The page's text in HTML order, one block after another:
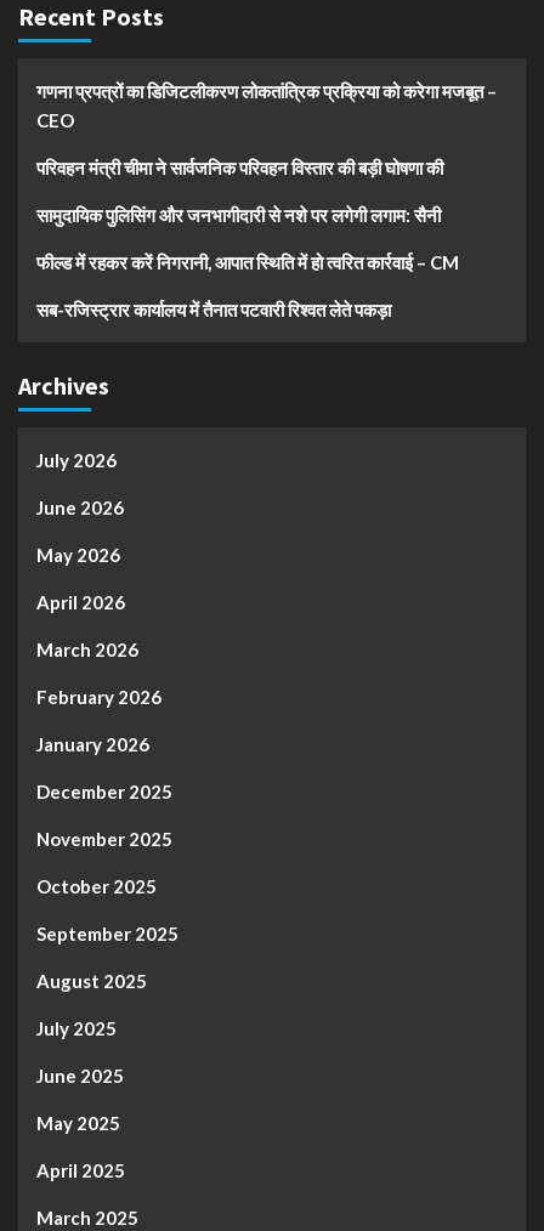
Recent Posts
गणना प्रपत्रों का डिजिटलीकरण लोकतांत्रिक प्रक्रिया को करेगा मजबूत –
CEO
परिवहन मंत्री चीमा ने सार्वजनिक परिवहन विस्तार की बड़ी घोषणा की
सामुदायिक पुलिसिंग और जनभागीदारी से नशे पर लगेगी लगाम: सैनी
फील्ड में रहकर करें निगरानी, आपात स्थिति में हो त्वरित कार्रवाई – CM
सब-रजिस्ट्रार कार्यालय में तैनात पटवारी रिश्वत लेते पकड़ा
Archives
July 2026
June 2026
May 2026
April 2026
March 2026
February 2026
January 2026
December 2025
November 2025
October 2025
September 2025
August 2025
July 2025
June 2025
May 2025
April 2025
March 2025